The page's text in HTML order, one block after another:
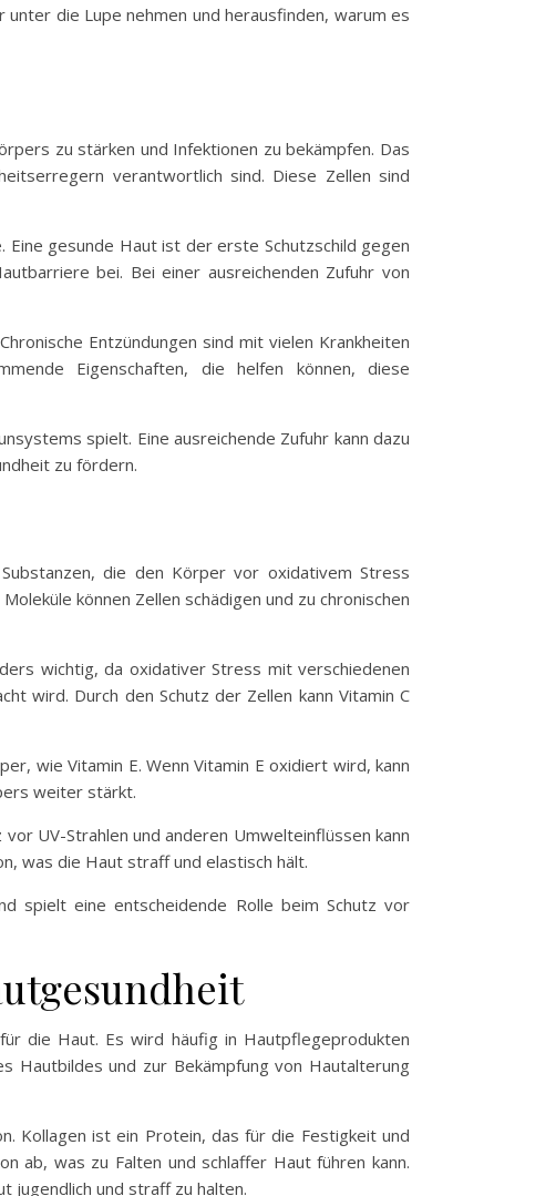
die Lupe nehmen und herausfinden, warum es
zu stärken und Infektionen zu bekämpfen. Das
verantwortlich sind. Diese Zellen sind
Eine gesunde Haut ist der erste Schutzschild gegen
bei. Bei einer ausreichenden Zufuhr von
Entzündungen sind mit vielen Krankheiten
Eigenschaften, die helfen können, diese
spielt. Eine ausreichende Zufuhr kann dazu
zu fördern.
die den Körper vor oxidativem Stress
können Zellen schädigen und zu chronischen
wichtig, da oxidativer Stress mit verschiedenen
wird. Durch den Schutz der Zellen kann Vitamin C
wie Vitamin E. Wenn Vitamin E oxidiert wird, kann
weiter stärkt.
UV-Strahlen und anderen Umwelteinflüssen kann
was die Haut straff und elastisch hält.
spielt eine entscheidende Rolle beim Schutz vor
die Haut. Es wird häufig in Hautpflegeprodukten
Hautbildes und zur Bekämpfung von Hautalterung
Kollagen ist ein Protein, das für die Festigkeit und
ab, was zu Falten und schlaffer Haut führen kann.
jugendlich und straff zu halten.